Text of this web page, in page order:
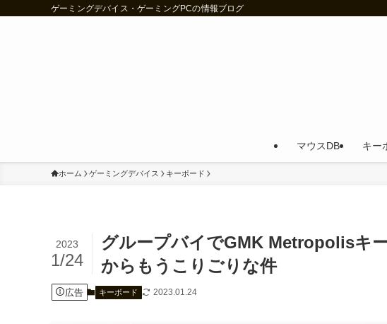
ゲーミングデバイス・ゲーミングPCの情報ブログ
マウスDB キー
ホーム ゲーミングデバイス キーボード
グループバイでGMK Metropolisキ
からもうこりごりな件
2023
1/24
広告 キーボード 2023.01.24